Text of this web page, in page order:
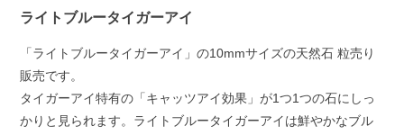
ライトブルータイガーアイ
「ライトブルータイガーアイ」の10mmサイズの天然石 粒売り
販売です。
タイガーアイ特有の「キャッツアイ効果」が1つ1つの石にしっ
かりと見られます。ライトブルータイガーアイは鮮やかなブル